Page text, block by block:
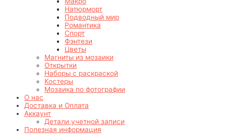
Натюрморт
Подводный мир
Романтика
Спорт
Фэнтези
Цветы
Магниты из мозаики
Открытки
Наборы с раскраской
Костеры
Мозаика по фотографии
О нас
Доставка и Оплата
Аккаунт
Детали учетной записи
Полезная информация